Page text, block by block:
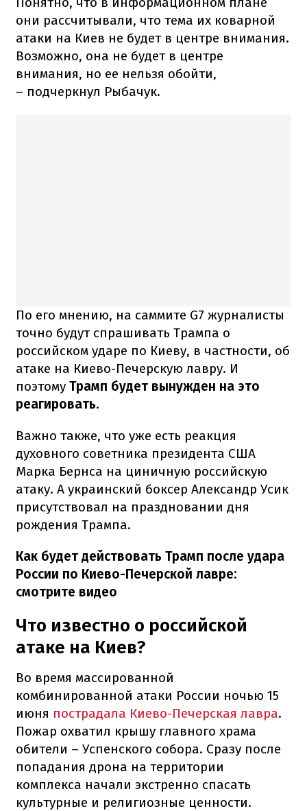
они рассчитывали, что тема их коварной
атаки на Киев не будет в центре внимания.
Возможно, она не будет в центре
внимания, но ее нельзя обойти,
– подчеркнул Рыбачук.
По его мнению, на саммите G7 журналисты
точно будут спрашивать Трампа о
российском ударе по Киеву, в частности, об
атаке на Киево-Печерскую лавру. И
поэтому Трамп будет вынужден на это
реагировать.
Важно также, что уже есть реакция
духовного советника президента США
Марка Бернса на циничную российскую
атаку. А украинский боксер Александр Усик
присутствовал на праздновании дня
рождения Трампа.
Как будет действовать Трамп после удара
России по Киево-Печерской лавре:
смотрите видео
Что известно о российской
атаке на Киев?
Во время массированной
комбинированной атаки России ночью 15
июня пострадала Киево-Печерская лавра.
Пожар охватил крышу главного храма
обители – Успенского собора. Сразу после
попадания дрона на территории
комплекса начали экстренно спасать
культурные и религиозные ценности.